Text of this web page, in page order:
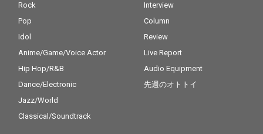
Rock
Pop
Idol
Anime/Game/Voice Actor
Hip Hop/R&B
Dance/Electronic
Jazz/World
Classical/Soundtrack
Interview
Column
Review
Live Report
Audio Equipment
先週のオトトイ